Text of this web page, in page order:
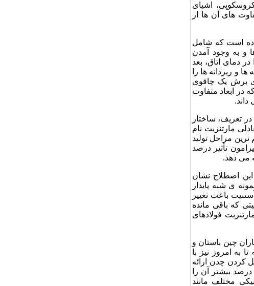
اشیای
های آن ها از
است که شامل
و به وجود آمدن
دمای اتاق، بعد
و ریزدانه ها را
ی برش یک چاقوی
در ابعاد متفاوت
تعریف، ساختار
مارتنزیت نام
مراحل تولید
تأثیر درصد
می دهد.
اصطلاح نشان
ی شبه پایدار
باعث تغییر
که باقی مانده
فولادهای
چین باستان و
به امروز نیز با
کردن چدن ارائه
بیشتر آن را
مختلف مانند